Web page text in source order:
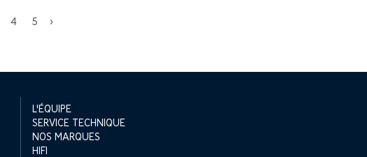
4 5 >
L'ÉQUIPE
SERVICE TECHNIQUE
NOS MARQUES
HIFI